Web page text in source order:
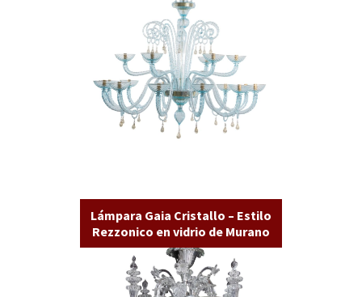
Lámpara Gaia Cristallo – Estilo
Rezzonico en vidrio de Murano